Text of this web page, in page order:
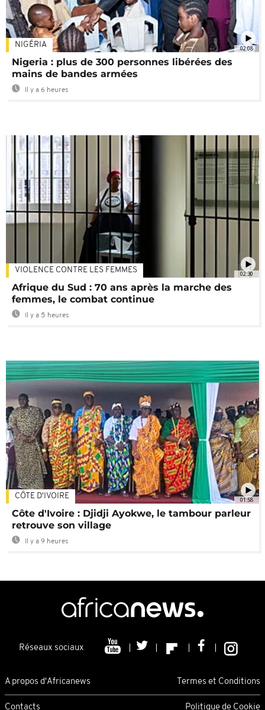
02:08
NIGÉRIA
Nigeria : plus de 300 personnes libérées des
mains de bandes armées
Il y a 6 heures
02:30
VIOLENCE CONTRE LES FEMMES
Afrique du Sud : 70 ans après la marche des
femmes, le combat continue
Il y a 5 heures
01:58
CÔTE D'IVOIRE
Côte d'Ivoire : Djidji Ayokwe, le tambour parleur
retrouve son village
Il y a 9 heures
Réseaux sociaux
A propos d'Africanews Termes et Conditions
Contacts Politique de Cookie